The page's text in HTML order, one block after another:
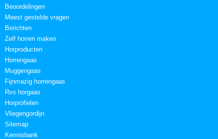
Beoordelingen
Meest gestelde vragen
Berichten
Zelf horren maken
Horproducten
Horrengaas
Muggengaas
Fijnmazig horrengaas
Rvs horgaas
Horprofielen
Vliegengordijn
Sitemap
Kennisbank